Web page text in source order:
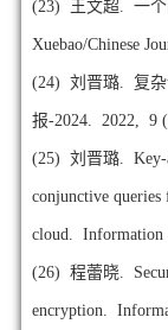
(23) 王文超. 一
Xuebao/Chinese
(24) 刘晋璐. 复
报-2024. 2022, 9
(25) 刘晋璐. Key-
conjunctive
cloud. Information
(26) 程蕾晓.
encryption.